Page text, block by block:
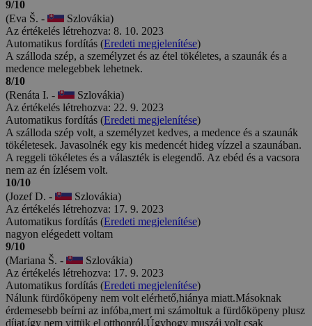
9/10
(Eva Š. -
Szlovákia)
Az értékelés létrehozva: 8. 10. 2023
Automatikus fordítás (Eredeti megjelenítése)
A szálloda szép, a személyzet és az étel tökéletes, a szaunák és a
medence melegebbek lehetnek.
8/10
(Renáta I. -
Szlovákia)
Az értékelés létrehozva: 22. 9. 2023
Automatikus fordítás (Eredeti megjelenítése)
A szálloda szép volt, a személyzet kedves, a medence és a szaunák
tökéletesek. Javasolnék egy kis medencét hideg vízzel a szaunában.
A reggeli tökéletes és a választék is elegendő. Az ebéd és a vacsora
nem az én ízlésem volt.
10/10
(Jozef D. -
Szlovákia)
Az értékelés létrehozva: 17. 9. 2023
Automatikus fordítás (Eredeti megjelenítése)
nagyon elégedett voltam
9/10
(Mariana Š. -
Szlovákia)
Az értékelés létrehozva: 17. 9. 2023
Automatikus fordítás (Eredeti megjelenítése)
Nálunk fürdőköpeny nem volt elérhető,hiánya miatt.Másoknak
érdemesebb beírni az infóba,mert mi számoltuk a fürdőköpeny plusz
díjat,így nem vittük el otthonról.Úgyhogy muszáj volt csak